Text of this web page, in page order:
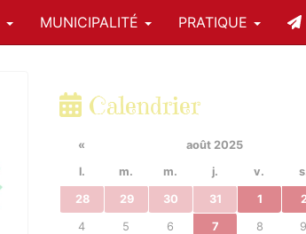
MUNICIPALITÉ PRATIQUE
Calendrier
« août 2025
l.
m. m. j. v.
28 29 30 31 1
4 5 6 7 8 9